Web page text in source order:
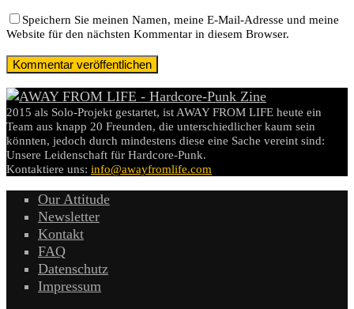
Speichern Sie meinen Namen, meine E-Mail-Adresse und meine
Website für den nächsten Kommentar in diesem Browser.
2015 als Solo-Projekt gestartet, ist AWAY FROM LIFE heute ein
Team aus knapp 20 Freunden, die unterschiedlicher kaum sein
könnten, jedoch durch mindestens diese eine Sache vereint sind:
Unsere Leidenschaft für Hardcore-Punk.
Kontaktiere uns: info@awayfromlife.com
Our Attitude
Newsletter
Kontakt
FAQ
Datenschutz
Impressum